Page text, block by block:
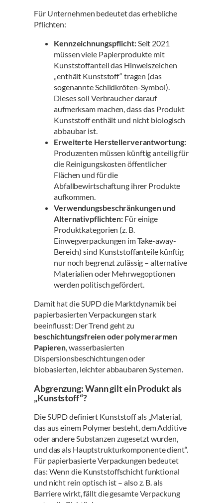
Für Unternehmen bedeutet das erhebliche
Pflichten:
Kennzeichnungspflicht:Seit 2021
müssen viele Papierprodukte mit
Kunststoffanteil das Hinweiszeichen
„enthält Kunststoff“ tragen (das
sogenannte Schildkröten-Symbol).
Dieses soll Verbraucher darauf
aufmerksam machen, dass das Produkt
Kunststoff enthält und nicht biologisch
abbaubar ist.
Erweiterte Herstellerverantwortung:
Produzenten müssen künftig anteilig für
die Reinigungskosten öffentlicher
Flächen und für die
Abfallbewirtschaftung ihrer Produkte
aufkommen.
Verwendungsbeschränkungen und
Alternativpflichten: Für einige
Produktkategorien (z. B.
Einwegverpackungen im Take-away-
Bereich) sind Kunststoffanteile künftig
nur noch begrenzt zulässig – alternative
Materialien oder Mehrwegoptionen
werden politisch gefördert.
Damit hat die SUPD die Marktdynamik bei
papierbasierten Verpackungen stark
beeinflusst: Der Trend geht zu
beschichtungsfreien oder polymerarmen
Papieren, wasserbasierten
Dispersionsbeschichtungen oder
biobasierten, leichter abbaubaren Systemen.
Abgrenzung: Wann gilt ein Produkt als
„Kunststoff“?
Die SUPD definiert Kunststoff als „Material,
das aus einem Polymer besteht, dem Additive
oder andere Substanzen zugesetzt wurden,
und das als Hauptstrukturkomponente dient“.
Für papierbasierte Verpackungen bedeutet
das: Wenn die Kunststoffschicht funktional
und nicht rein optisch ist – also z. B. als
Barriere wirkt, fällt die gesamte Verpackung